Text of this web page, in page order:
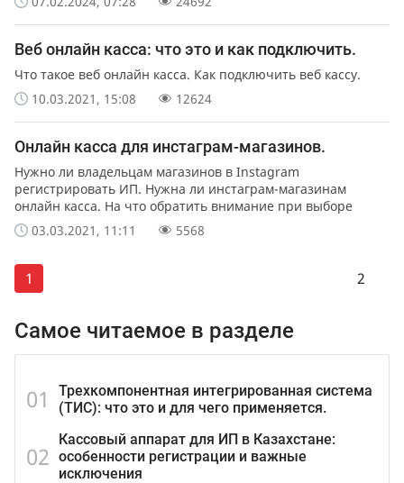
Веб онлайн касса: что это и как подключить.
Что такое веб онлайн касса. Как подключить веб кассу.
10.03.2021, 15:08
12624
Онлайн касса для инстаграм-магазинов.
Нужно ли владельцам магазинов в Instagram
регистрировать ИП. Нужна ли инстаграм-магазинам
онлайн касса. На что обратить внимание при выборе
кассы.
03.03.2021, 11:11 5568
1 2
Самое читаемое в разделе
01
Трехкомпонентная интегрированная система
(ТИС): что это и для чего применяется.
02
Кассовый аппарат для ИП в Казахстане:
особенности регистрации и важные
исключения